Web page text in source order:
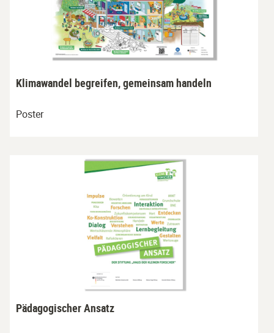
Klimawandel begreifen, gemeinsam handeln
Poster
Pädagogischer Ansatz